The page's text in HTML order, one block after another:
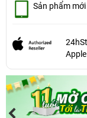
Sản phẩm